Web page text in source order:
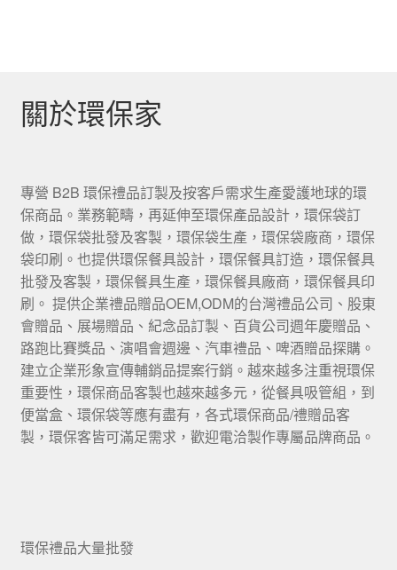
關於環保家
專營 B2B 環保禮品訂製及按客戶需求生產愛護地球的環
保商品。業務範疇，再延伸至環保產品設計，環保袋訂
做，環保袋批發及客製，環保袋生產，環保袋廠商，環保
袋印刷。也提供環保餐具設計，環保餐具訂造，環保餐具
批發及客製，環保餐具生產，環保餐具廠商，環保餐具印
刷。 提供企業禮品贈品OEM,ODM的台灣禮品公司、股東
會贈品、展場贈品、紀念品訂製、百貨公司週年慶贈品、
路跑比賽獎品、演唱會週邊、汽車禮品、啤酒贈品探購。
建立企業形象宣傳輔銷品提案行銷。越來越多注重視環保
重要性，環保商品客製也越來越多元，從餐具吸管組，到
便當盒、環保袋等應有盡有，各式環保商品/禮贈品客
製，環保客皆可滿足需求，歡迎電洽製作專屬品牌商品。
環保禮品大量批發